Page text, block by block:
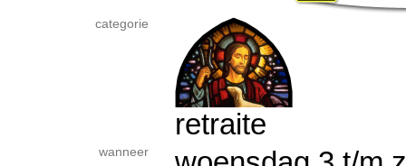
categorie
retraite
wanneer